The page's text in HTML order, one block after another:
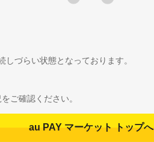
づらい状態となっております。
ご確認ください。
au PAY マーケット トップへ